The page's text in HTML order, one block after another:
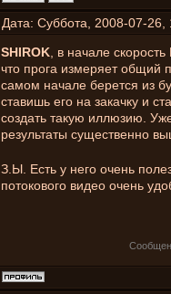
Дата: Суббота, 2008-07-
SHIROK , в начале
что прога измеряет общий
самом начале берется из
ставишь его на закачку и
создать такую иллюзию.
результаты существенно
З.Ы. Есть у него очень
потокового видео очень